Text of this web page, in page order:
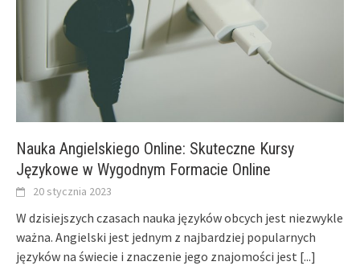
Nauka Angielskiego Online: Skuteczne Kursy
Językowe w Wygodnym Formacie Online
20 stycznia 2023
W dzisiejszych czasach nauka języków obcych jest niezwykle
ważna. Angielski jest jednym z najbardziej popularnych
języków na świecie i znaczenie jego znajomości jest [...]